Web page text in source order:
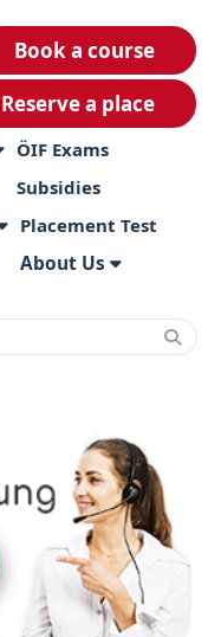
Book a course
Reserve a place
ÖIF Exams
Subsidies
Placement Test
About Us